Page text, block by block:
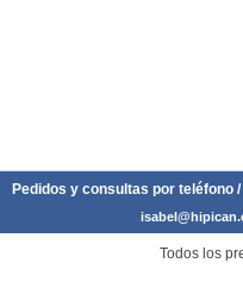
Pedidos y consultas por teléfono
Todos los